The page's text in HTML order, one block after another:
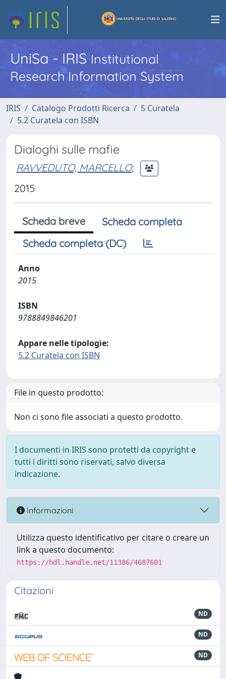
UniSa - IRISInstitutional
Research Information System
IRIS Catalogo Prodotti Ricerca
5 Curatela
5.2 Curatela con ISBN
Dialoghi sulle mafie
RAVVEDUTO, MARCELLO;
2015
Scheda breve
Scheda completa
Scheda completa (DC)
Anno
2015
ISBN
9788849846201
Appare nelle tipologie:
5.2 Curatela con ISBN
File in questo prodotto:
Non ci sono file associati a questo prodotto.
I documenti in IRIS sono protetti da copyright e
tutti i diritti sono riservati, salvo diversa
indicazione.
Informazioni
Utilizza questo identificativo per citare o creare un
link a questo documento:
https://hdl.handle.net/11386/4687601
Citazioni
ND
ND
ND